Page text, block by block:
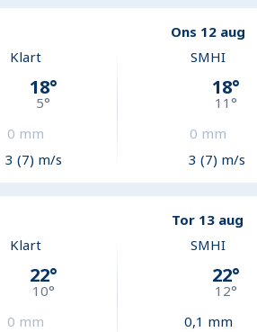
Ons 12 aug
Klart
18°
5°
0 mm
3 (7) m/s
SMHI
18°
11 °
0 mm
3 (7) m/s
Tor 13 aug
Klart
22°
10°
0 mm
SMHI
22°
12°
0,1 mm